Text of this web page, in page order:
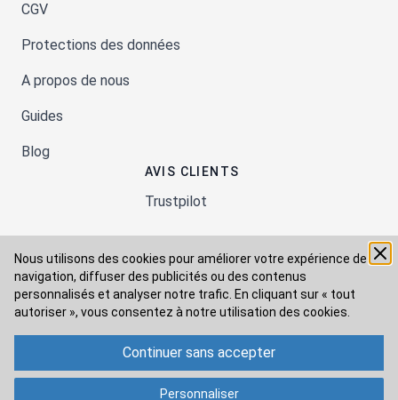
Nous utilisons des cookies pour améliorer votre expérience de
navigation, diffuser des publicités ou des contenus
personnalisés et analyser notre trafic. En cliquant sur « tout
autoriser », vous consentez à notre utilisation des cookies.
Continuer sans accepter
Personnaliser
CGV
Protections des données
A propos de nous
Guides
Blog
AVIS CLIENTS
Trustpilot
Moyens de paiement
Modes de livraison